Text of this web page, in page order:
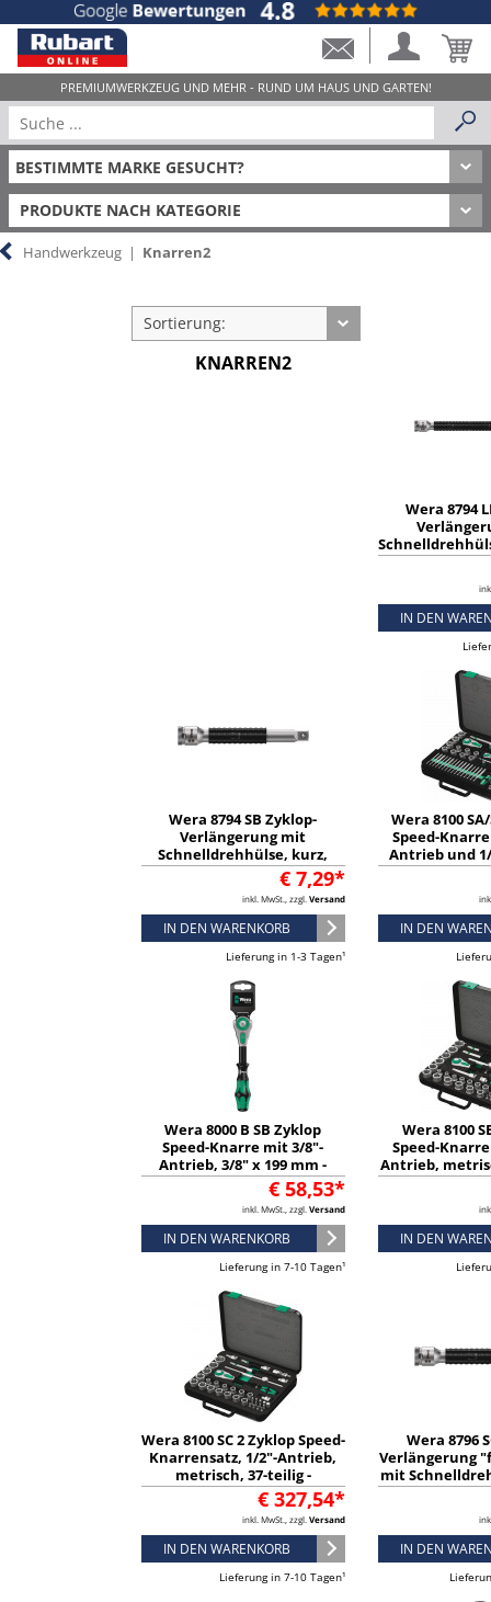
PRODUKTE NACH KATEGORIE
Handwerkzeug | Knarren2
Sortierung:
KNARREN2
Wera 8794
3/8" x 200 mm -
IN DEN
Wera 8794 SB Zyklop-
Verlängerung mit
Schnelldrehhülse, kurz,
3/8", 3/8" x 125 mm -
05003582001€ 7,29*
inkl. MwSt., zzgl. Versand
IN DEN WARENKORB
Lieferung in 1-3 Tagen¹
Wera 8100
Speed-
Antrieb und
metrisch,
IN DEN
Wera 8000 B SB Zyklop
Speed-Knarre mit 3/8"-
Antrieb, 3/8" x 199 mm -
05073261001€ 58,53*
inkl. MwSt., zzgl. Versand
IN DEN WARENKORB
Lieferung in 7-10 Tagen¹
Wera 8100
Speed-
Antrieb,
IN DEN
Wera 8100 SC 2 Zyklop Speed-
Knarrensatz, 1/2"-Antrieb,
metrisch, 37-teilig -
05003645001€ 327,54*
inkl. MwSt., zzgl. Versand
IN DEN WARENKORB
Lieferung in 7-10 Tagen¹
Wera 8796
Verlängerung
mit
1/2", 1/2" x
IN DEN